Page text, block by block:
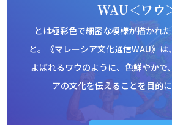
WAU＜ワウ
とは極彩色で細密な模様が描かれ
と。《マレーシア文化通信WAU》は
よばれるワウのように、色鮮やかで
アの文化を伝えることを目的に